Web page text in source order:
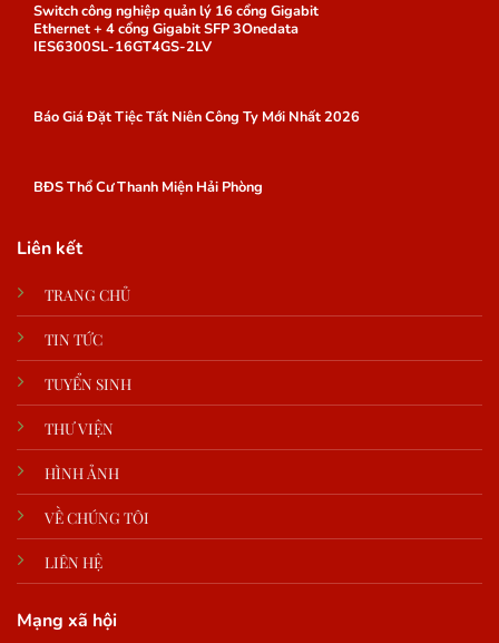
Switch công nghiệp quản lý 16 cổng Gigabit
Ethernet + 4 cổng Gigabit SFP 3Onedata
IES6300SL-16GT4GS-2LV
Báo Giá Đặt Tiệc Tất Niên Công Ty Mới Nhất 2026
BĐS Thổ Cư Thanh Miện Hải Phòng
Liên kết
TRANG CHỦ
TIN TỨC
TUYỂN SINH
THƯ VIỆN
HÌNH ẢNH
VỀ CHÚNG TÔI
LIÊN HỆ
Mạng xã hội